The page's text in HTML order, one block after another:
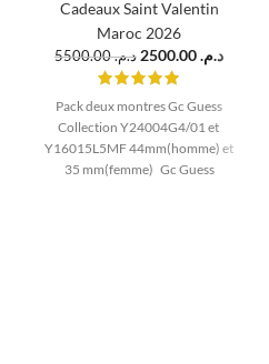
Cadeaux Saint Valentin
Maroc 2026
د.م.5500.00 د.م.
Pack deux montres Gc Guess
Collection Y24004G4/01 et
Y16015L5MF 44mm(homme) et
35 mm(femme) Gc Guess